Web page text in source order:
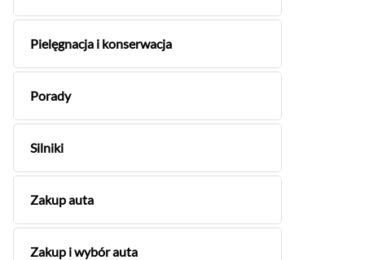
Pielęgnacja i konserwacja
Porady
Silniki
Zakup auta
Zakup i wybór auta